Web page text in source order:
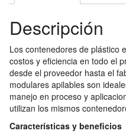
Descripción
Los contenedores de plástico
costos y eficiencia en todo el
desde el proveedor hasta el
modulares apilables son
manejo en proceso y
utilizan los mismos
Características y beneficios